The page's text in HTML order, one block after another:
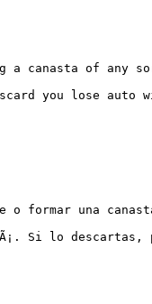
a canasta of any
you lose auto win
o formar una
Si lo descartas,